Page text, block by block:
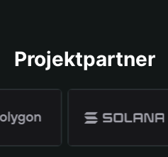
Projektpartner